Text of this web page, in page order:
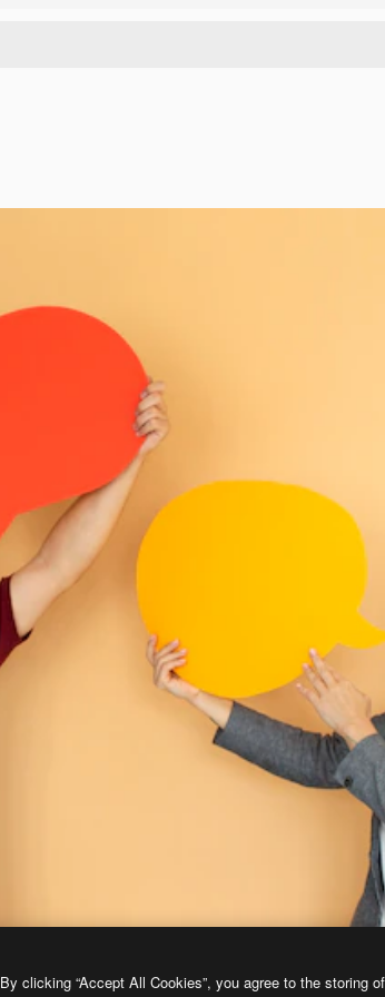
By clicking “Accept All Cookies”, you agree to the storing